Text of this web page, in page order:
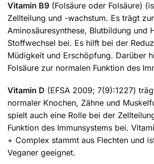
Vitamin B9 (Folsäure oder Folsäure)
Zellteilung und -wachstum. Es trägt zur
Aminosäuresynthese, Blutbildung und
Stoffwechsel bei. Es hilft bei der
Müdigkeit und Erschöpfung. Darüber
Folsäure zur normalen Funktion des
Vitamin D (EFSA 2009; 7(9):1227)
normaler Knochen, Zähne und
spielt auch eine Rolle bei der
Funktion des Immunsystems bei.
+ Complex stammt aus Flechten und
Veganer geeignet.